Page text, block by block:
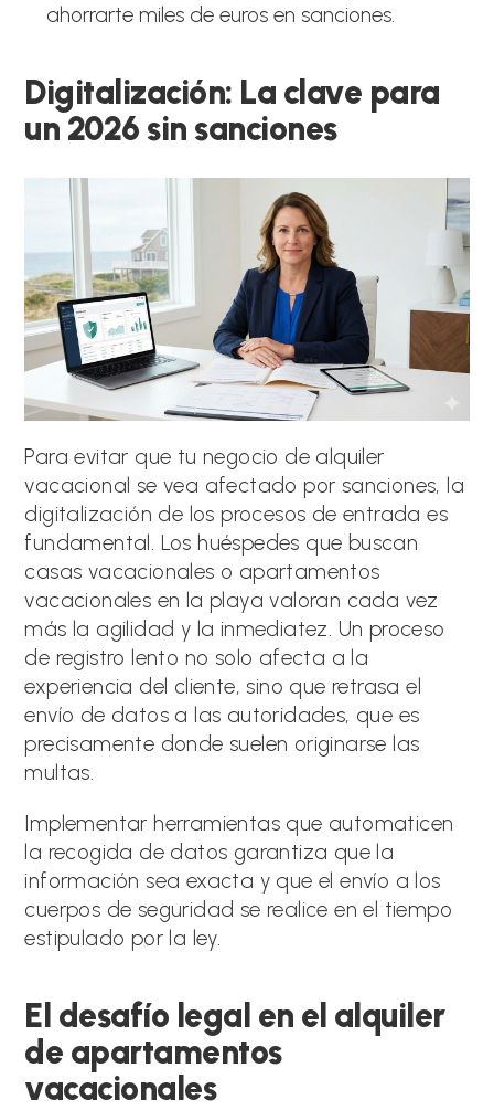
ahorrarte miles de euros en sanciones.
Digitalización: La clave para
un 2026 sin sanciones
Para evitar que tu negocio de alquiler
vacacional se vea afectado por sanciones, la
digitalización de los procesos de entrada es
fundamental. Los huéspedes que buscan
casas vacacionales o apartamentos
vacacionales en la playa valoran cada vez
más la agilidad y la inmediatez. Un proceso
de registro lento no solo afecta a la
experiencia del cliente, sino que retrasa el
envío de datos a las autoridades, que es
precisamente donde suelen originarse las
multas.
Implementar herramientas que automaticen
la recogida de datos garantiza que la
información sea exacta y que el envío a los
cuerpos de seguridad se realice en el tiempo
estipulado por la ley.
El desafío legal en el alquiler
de apartamentos
vacacionales